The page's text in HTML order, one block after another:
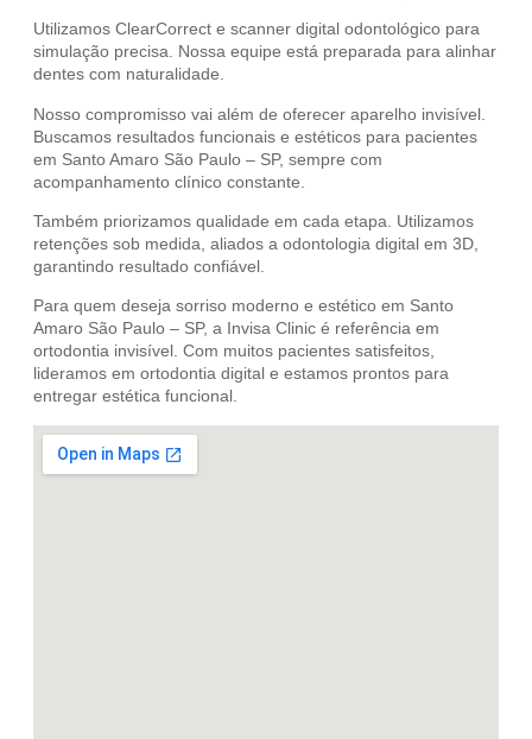
Utilizamos ClearCorrect e scanner digital odontológico para
simulação precisa. Nossa equipe está preparada para alinhar
dentes com naturalidade.
Nosso compromisso vai além de oferecer aparelho invisível.
Buscamos resultados funcionais e estéticos para pacientes
em Santo Amaro São Paulo – SP, sempre com
acompanhamento clínico constante.
Também priorizamos qualidade em cada etapa. Utilizamos
retenções sob medida, aliados a odontologia digital em 3D,
garantindo resultado confiável.
Para quem deseja sorriso moderno e estético em Santo
Amaro São Paulo – SP, a Invisa Clinic é referência em
ortodontia invisível. Com muitos pacientes satisfeitos,
lideramos em ortodontia digital e estamos prontos para
entregar estética funcional.